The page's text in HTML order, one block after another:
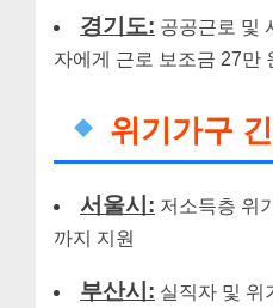
경기도: 공공근로 및
자에게 근로 보조금 27만
위기가구
서울시: 저소득층 위
까지 지원
부산시: 실직자 및 위